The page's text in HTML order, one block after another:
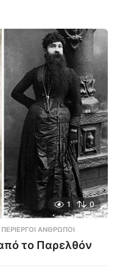
1 0
,ΠΕΡΊΕΡΓΟΙ ΆΝΘΡΩΠΟΙ
το Παρελθόν